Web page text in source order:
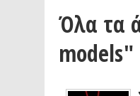
Podcast:
Podcast: Ο
Άρθρο με
Συνέντευξη:
Όλα τα
models"